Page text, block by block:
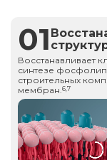
01
Восстанавливает
синтезе
строительных
мембран.6,7